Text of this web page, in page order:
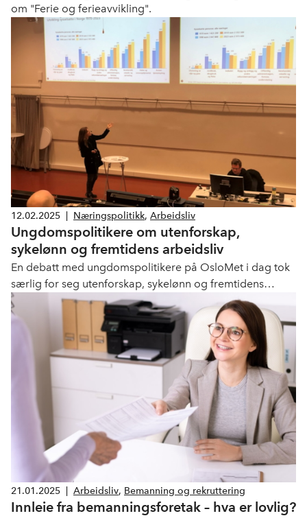
om "Ferie og ferieavvikling".
12.02.2025 Næringspolitikk, Arbeidsliv
Ungdomspolitikere om utenforskap,
sykelønn og fremtidens arbeidsliv
En debatt med ungdomspolitikere på OsloMet i dag tok
særlig for seg utenforskap, sykelønn og fremtidens
arbeidsliv. NHO SH sto for innledningen og fokuserte
mulighetene innen service og handel.
21.01.2025 Arbeidsliv, Bemanning og rekruttering
Innleie fra bemanningsforetak – hva er lovlig?